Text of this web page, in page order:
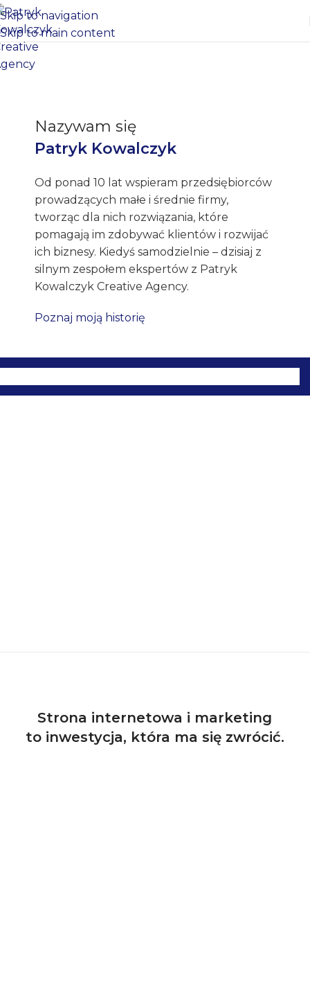
Skip to navigation
Skip to main content
Nazywam się
Patryk Kowalczyk
Od ponad 10 lat wspieram przedsiębiorców
prowadzących małe i średnie firmy,
tworząc dla nich rozwiązania, które
pomagają im zdobywać klientów i rozwijać
ich biznesy. Kiedyś samodzielnie – dzisiaj z
silnym zespołem ekspertów z Patryk
Kowalczyk Creative Agency.
Poznaj moją historię
Strona internetowa i marketing
to inwestycja, która ma się zwrócić.